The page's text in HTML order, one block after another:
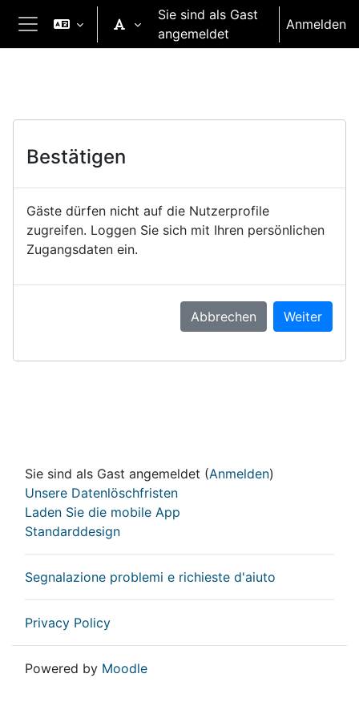
Zum Hauptinhalt
Website-Übersicht
Sie sind als Gast
angemeldet
Anmelden
Bestätigen
Gäste dürfen nicht auf die Nutzerprofile
zugreifen. Loggen Sie sich mit Ihren persönlichen
Zugangsdaten ein.
Abbrechen Weiter
Sie sind als Gast angemeldet (Anmelden)
Unsere Datenlöschfristen
Laden Sie die mobile App
Standarddesign
Segnalazione problemi e richieste d'aiuto
Privacy Policy
Powered by Moodle